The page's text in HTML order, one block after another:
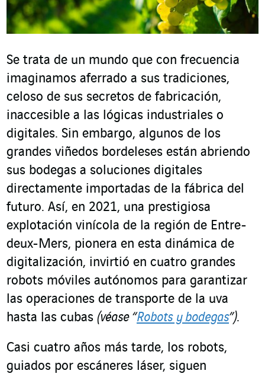
Se trata de un mundo que con frecuencia
imaginamos aferrado a sus tradiciones,
celoso de sus secretos de fabricación,
inaccesible a las lógicas industriales o
digitales. Sin embargo, algunos de los
grandes viñedos bordeleses están abriendo
sus bodegas a soluciones digitales
directamente importadas de la fábrica del
futuro. Así, en 2021, una prestigiosa
explotación vinícola de la región de Entre-
deux-Mers, pionera en esta dinámica de
digitalización, invirtió en cuatro grandes
robots móviles autónomos para garantizar
las operaciones de transporte de la uva
hasta las cubas (véase “Robots y bodegas”).
Casi cuatro años más tarde, los robots,
guiados por escáneres láser, siguen